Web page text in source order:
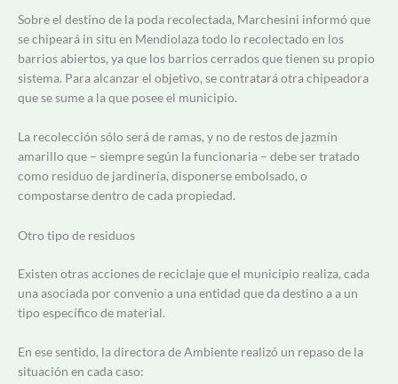
Sobre el destino de la poda recolectada, Marchesini informó que
se chipeará in situ en Mendiolaza todo lo recolectado en los
barrios abiertos, ya que los barrios cerrados que tienen su propio
sistema. Para alcanzar el objetivo, se contratará otra chipeadora
que se sume a la que posee el municipio.
La recolección sólo será de ramas, y no de restos de jazmín
amarillo que – siempre según la funcionaria – debe ser tratado
como residuo de jardinería, disponerse embolsado, o
compostarse dentro de cada propiedad.
Otro tipo de residuos
Existen otras acciones de reciclaje que el municipio realiza, cada
una asociada por convenio a una entidad que da destino a a un
tipo específico de material.
En ese sentido, la directora de Ambiente realizó un repaso de la
situación en cada caso: